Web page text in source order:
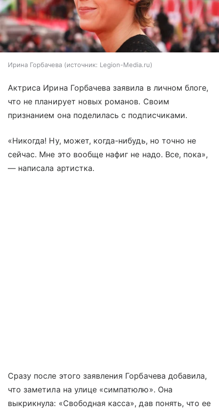
Ирина Горбачева источник: Legion-Media.ru
Актриса Ирина Горбачева заявила в личном блоге,
что не планирует новых романов. Своим
признанием она поделилась с подписчиками.
«Никогда! Ну, может, когда-нибудь, но точно не
сейчас. Мне это вообще нафиг не надо. Все, пока»,
— написала артистка.
Сразу после этого заявления Горбачева добавила,
что заметила на улице «симпатюлю». Она
выкрикнула: «Свободная касса», дав понять, что ее